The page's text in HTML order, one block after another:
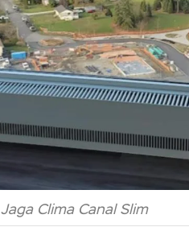
Jaga Clima Canal Slim